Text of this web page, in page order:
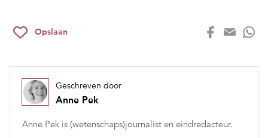
Opslaan
Geschreven door
Anne Pek
Anne Pek is (wetenschaps)journalist en eindredacteur.